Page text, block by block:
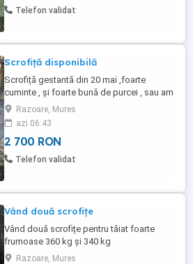
Telefon validat
Scrofiță disponibilă
Scrofiță gestantă din 20 mai ,foarte
cuminte , și foarte bună de purcei , sau am
altele la alegere , însă diferă prețul
Razoare, Mures
azi 06:43
2 700 RON
Telefon validat
Vând două scrofițe
Vând două scrofițe pentru tăiat foarte
frumoase 360 kg și 340 kg
Razoare, Mures